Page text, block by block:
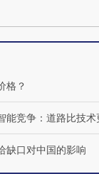
格？
能竞争：道路比技术
缺口对中国的影响